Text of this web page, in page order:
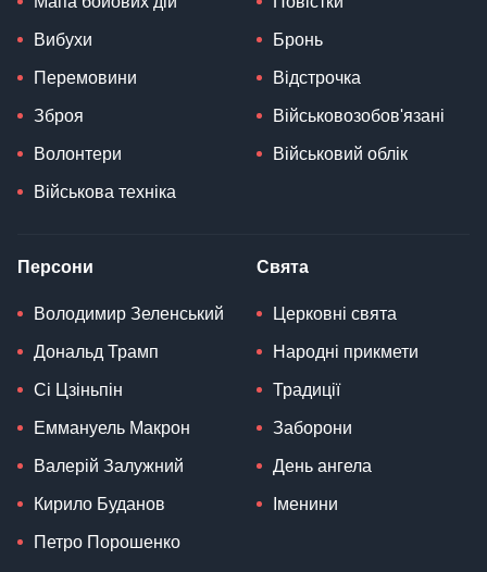
Вибухи
Перемовини
Зброя
Волонтери
Військова техніка
Бронь
Відстрочка
Військовозобов'язані
Військовий облік
Персони
Володимир Зеленський
Дональд Трамп
Сі Цзіньпін
Еммануель Макрон
Валерій Залужний
Кирило Буданов
Петро Порошенко
Свята
Церковні свята
Народні прикмети
Традиції
Заборони
День ангела
Іменини